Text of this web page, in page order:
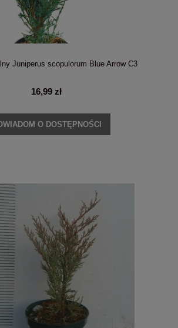
Juniperus scopulorum Blue Arrow C3
16,99 zł
O DOSTĘPNOŚCI